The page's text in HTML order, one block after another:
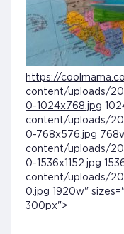
https://
content/uploads/
0-1024x768.jpg
content/uploads/
0-768x576.jpg
content/uploads/
0-1536x1152.jpg
content/uploads/
0.jpg 1920w"
300px">